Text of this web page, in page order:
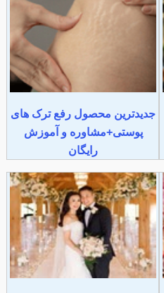
جدیدترین محصول رفع ترک های
پوستی+مشاوره و آموزش
رایگان